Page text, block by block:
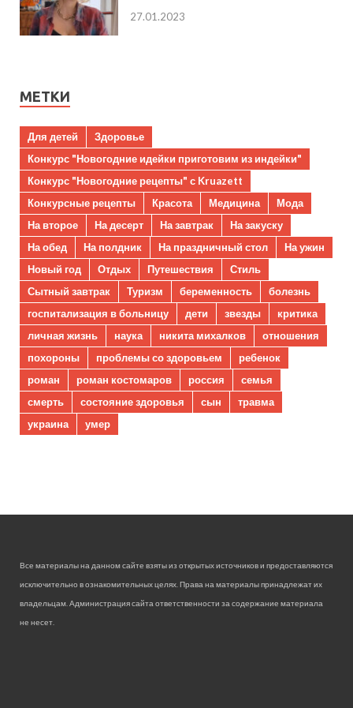
27.01.2023
МЕТКИ
Для детей
Здоровье
Конкурс "Новогодние идейки приготовим из индейки"
Конкурс "Новогодние рецепты" с Kruazett
Конкурсные рецепты
Красота Медицина
Мода
На второе
На десерт На завтрак
На закуску
На обед
На полдник На праздничный стол
На ужин
Новый год
Отдых Путешествия
Стиль
Сытный завтрак
Туризм беременность
болезнь
госпитализация в больницу
дети звезды
критика
личная жизнь
наука никита михалков
отношения
похороны
проблемы со здоровьем
ребенок
роман
роман костомаров россия
семья
смерть
состояние здоровья сын
травма
украина
умер
Все материалы на данном сайте взяты из открытых источников и предоставляются
исключительно в ознакомительных целях. Права на материалы принадлежат их
владельцам. Администрация сайта ответственности за содержание материала
не несет.